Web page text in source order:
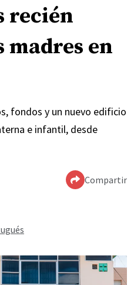
recién
madres en
fondos y un nuevo edificio
e infantil, desde
Compartir